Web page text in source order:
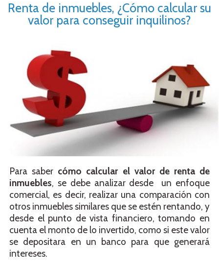
Renta de inmuebles, ¿Cómo calcular su
valor para conseguir inquilinos?
Para saber cómo calcular el valor de renta de
inmuebles, se debe analizar desde un enfoque
comercial, es decir, realizar una comparación con
otros inmuebles similares que se estén rentando, y
desde el punto de vista financiero, tomando en
cuenta el monto de lo invertido, como si este valor
se depositara en un banco para que generará
intereses.